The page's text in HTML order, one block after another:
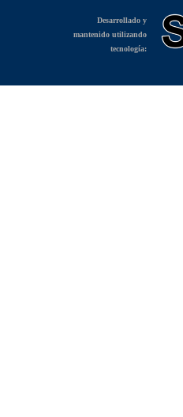
Desarrollado y
mantenido utilizando
tecnología: